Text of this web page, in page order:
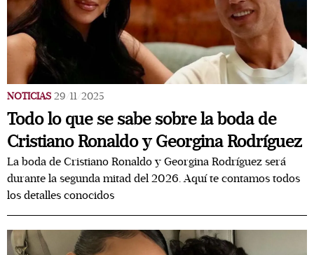
NOTICIAS 29/11/2025
Todo lo que se sabe sobre la boda de
Cristiano Ronaldo y Georgina Rodríguez
La boda de Cristiano Ronaldo y Georgina Rodríguez será
durante la segunda mitad del 2026. Aquí te contamos todos
los detalles conocidos